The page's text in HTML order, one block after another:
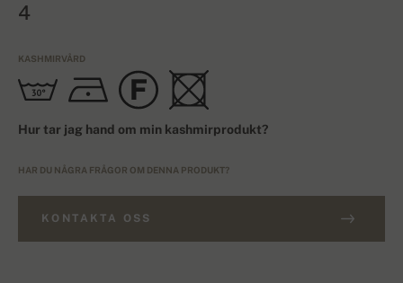
4
KASHMIRVÅRD
Hur tar jag hand om min kashmirprodukt?
HAR DU NÅGRA FRÅGOR OM DENNA PRODUKT?
KONTAKTA OSS